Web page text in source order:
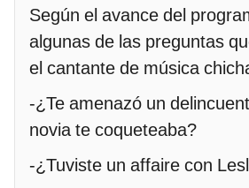
Según el avance del
algunas de las preguntas
el cantante de música
-¿Te amenazó un
novia te coqueteaba?
-¿Tuviste un affaire con